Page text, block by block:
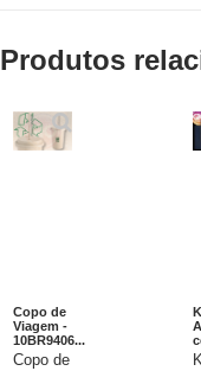
Produtos
Copo de
Viagem -
10BR9406...
Copo de